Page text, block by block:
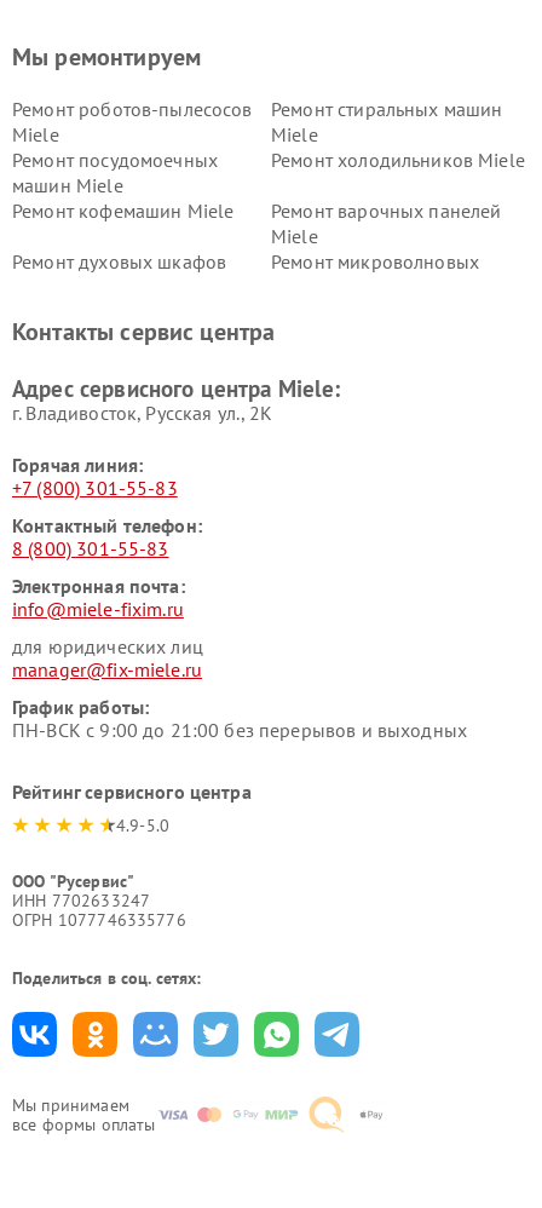
Мы принимаем
все формы оплаты
Мы ремонтируем
Ремонт роботов-пылесосов
Miele
Ремонт стиральных машин
Miele
Ремонт посудомоечных
машин Miele
Ремонт холодильников Miele
Ремонт кофемашин Miele
Ремонт варочных панелей
Miele
Ремонт духовых шкафов
Ремонт микроволновых
Miele
Miele
пылесосов Miele
Контакты сервис центра
Адрес сервисного центра Miele:
г. Владивосток, Русская ул., 2К
Горячая линия:
+7 (800) 301-55-83
Контактный телефон:
8 (800) 301-55-83
Электронная почта:
info@miele-fixim.ru
для юридических лиц
manager@fix-miele.ru
График работы:
ПН-ВСК с 9:00 до 21:00 без перерывов и выходных
Рейтинг сервисного центра
4.9-5.0
ООО "Русервис"
ИНН 7702633247
ОГРН 1077746335776
Поделиться в соц. сетях: